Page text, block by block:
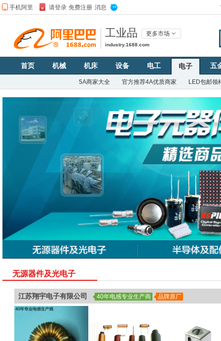
工业品 更多市场
industry.1688.com
首页 机械 机床 设备 电工 电子 五
5A商家大全 官方推荐4A优质商家 LED包邮领
无源器件及光电子
江苏翔宇电子有限公司 40年电感专业生产商 品牌原厂